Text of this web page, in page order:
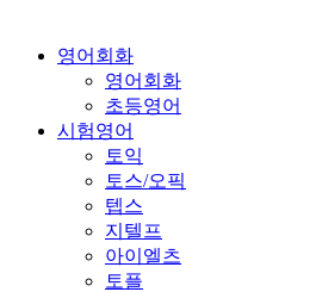
영어회화
영어회화
초등영어
시험영어
토익
토스/오픽
텝스
지텔프
아이엘츠
토플